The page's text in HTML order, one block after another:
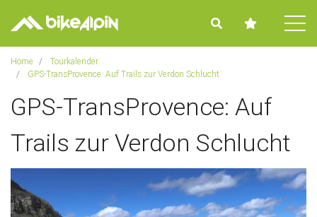
Home
Tourkalender
GPS-TransProvence: Auf Trails zur Verdon Schlucht
GPS-TransProvence: Auf
Trails zur Verdon Schlucht